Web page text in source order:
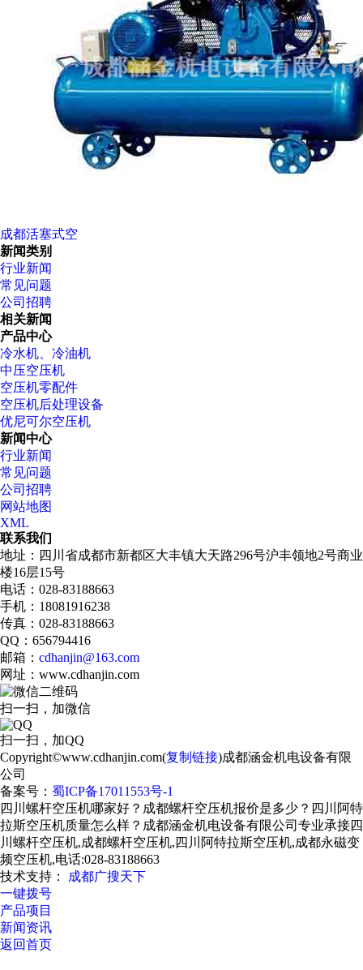
成都活塞式空
新闻类别
行业新闻
常见问题
公司招聘
相关新闻
产品中心
冷水机、冷油机
中压空压机
空压机零配件
空压机后处理设备
优尼可尔空压机
新闻中心
行业新闻
常见问题
公司招聘
网站地图
XML
联系我们
地址：四川省成都市新都区大丰镇大天路296号沪丰领地2号商业
楼16层15号
电话：028-83188663
手机：18081916238
传真：028-83188663
QQ：656794416
邮箱： cdhanjin@163.com
网址：www.cdhanjin.com
扫一扫，加微信
扫一扫，加QQ
Copyright©www.cdhanjin.com(复制链接)成都涵金机电设备有限
公司
备案号： 蜀ICP备17011553号-1
四川螺杆空压机哪家好？成都螺杆空压机报价是多少？四川阿特
拉斯空压机质量怎么样？成都涵金机电设备有限公司专业承接四
川螺杆空压机,成都螺杆空压机,四川阿特拉斯空压机,成都永磁变
频空压机,电话:028-83188663
技术支持：
成都广搜天下
一键拨号
产品项目
新闻资讯
返回首页